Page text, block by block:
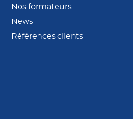
Nos formateurs
News
Références clients